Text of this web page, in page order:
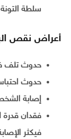
سلطة
أعراض نقص
حدوث تلف
حدوث
إصابة
فقدان
فيكثر